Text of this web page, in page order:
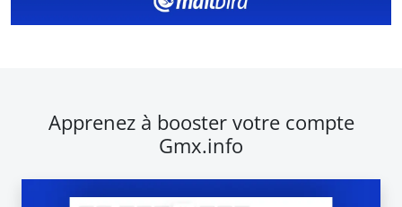
Apprenez à booster votre compte
Gmx.info